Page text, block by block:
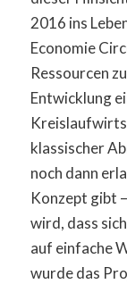
2016 ins
Economie
Ressourcen
Entwicklung
klassischer
noch dann
Konzept gibt
wird, dass
auf einfache
wurde das